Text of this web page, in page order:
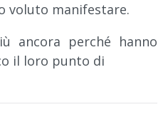
voluto manifestare.
ancora perché hanno
il loro punto di